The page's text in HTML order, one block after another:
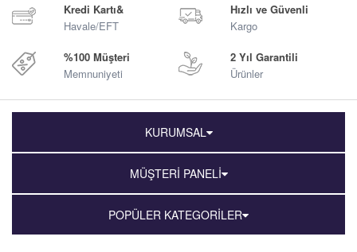
Kredi Kartı&
Havale/EFT
Hızlı ve Güvenli
Kargo
%100 Müşteri
Memnuniyeti
2 Yıl Garantili
Ürünler
KURUMSAL
MÜŞTERİ PANELİ
POPÜLER KATEGORİLER